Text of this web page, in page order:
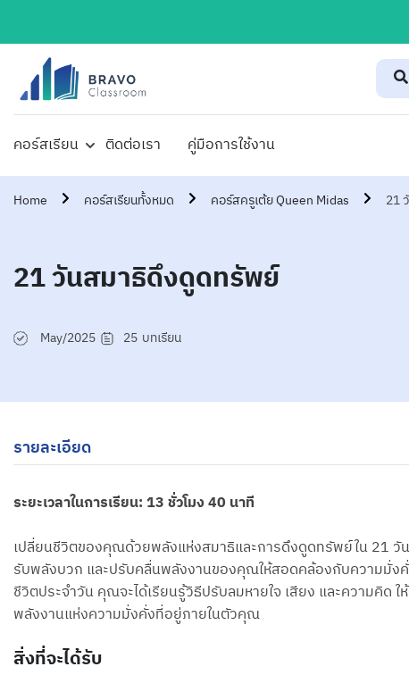
คอร์สเรียน ติดต่อเรา คู่มือการใช้งาน
Home คอร์สเรียนทั้งหมด คอร์สครูเต้ย Queen Midas 21
21 วันสมาธิดึงดูดทรัพย์
May/2025 25 บทเรียน
รายละเอียด
ระยะเวลาในการเรียน: 13 ชั่วโมง 40 นาที
เปลี่ยนชีวิตของคุณด้วยพลังแห่งสมาธิและการดึงดูดทรัพย์ใน 21 วั
รับพลังบวก และปรับคลื่นพลังงานของคุณให้สอดคล้องกับความมั่ง
ชีวิตประจำวัน คุณจะได้เรียนรู้วิธีปรับลมหายใจ เสียง และความคิด
พลังงานแห่งความมั่งคั่งที่อยู่ภายในตัวคุณ
สิ่งที่จะได้รับ